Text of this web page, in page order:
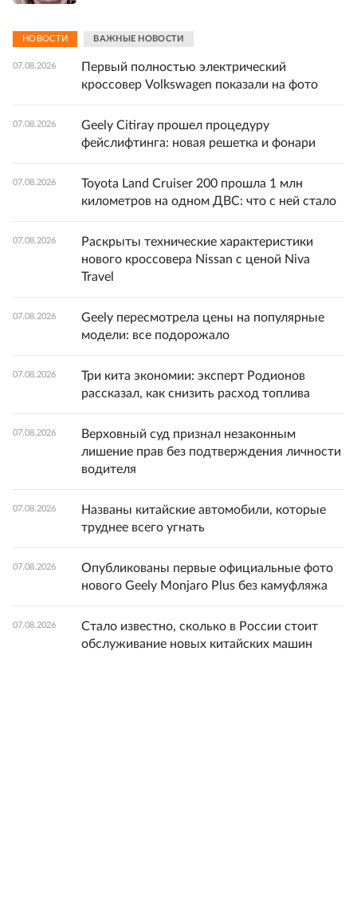
НОВОСТИ ВАЖНЫЕ НОВОСТИ
07.08.2026
Первый полностью электрический
кроссовер Volkswagen показали на фото
07.08.2026
Geely Citiray прошел процедуру
фейслифтинга: новая решетка и фонари
07.08.2026
Toyota Land Cruiser 200 прошла 1 млн
километров на одном ДВС: что с ней стало
07.08.2026
Раскрыты технические характеристики
нового кроссовера Nissan с ценой Niva
Travel
07.08.2026
Geely пересмотрела цены на популярные
модели: все подорожало
07.08.2026
Три кита экономии: эксперт Родионов
рассказал, как снизить расход топлива
07.08.2026
Верховный суд признал незаконным
лишение прав без подтверждения личности
водителя
07.08.2026
Названы китайские автомобили, которые
труднее всего угнать
07.08.2026
Опубликованы первые официальные фото
нового Geely Monjaro Plus без камуфляжа
07.08.2026
Стало известно, сколько в России стоит
обслуживание новых китайских машин